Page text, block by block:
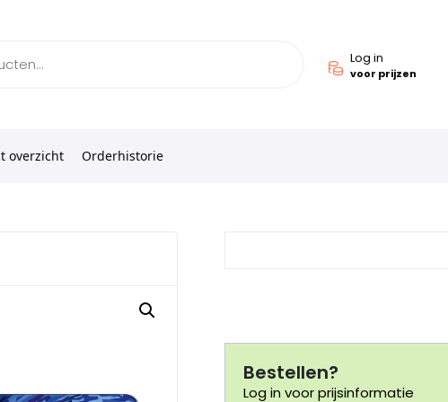
Log in
voor prijzen
overzicht Orderhistorie
Bestellen?
Log in voor prijsinformatie